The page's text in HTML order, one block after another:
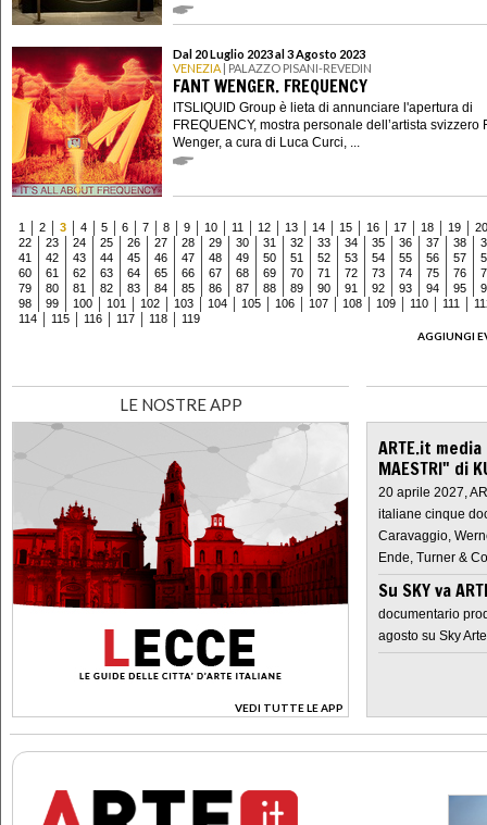
Dal 20 Luglio 2023 al 3 Agosto 2023
VENEZIA | PALAZZO PISANI-REVEDIN
FANT WENGER. FREQUENCY
ITSLIQUID Group è lieta di annunciare l'apertura di
FREQUENCY, mostra personale dell’artista svizzero
Wenger, a cura di Luca Curci, ...
1 2 3 4 5 6 7 8 9 10 11 12 13 14 15 16 17 18 19
20
22
23 24 25 26 27 28 29 30 31 32 33 34 35 36 37 38
41
42 43 44 45 46 47 48 49 50 51 52 53 54 55 56 57
60
61 62 63 64 65 66 67 68 69 70 71 72 73 74 75 76
79
80 81 82 83 84 85 86 87 88 89 90 91 92 93 94 95
98
99 100 101 102 103 104 105 106 107 108 109 110 111
114
115 116 117 118
119
AGGIUNGI
LE NOSTRE APP
VEDI TUTTE LE APP
>
ARTE.it
MAESTRI" di
20 aprile 2027,
italiane cinque
Caravaggio,
Ende, Turner &
Su SKY va
documentario
agosto su Sky Arte